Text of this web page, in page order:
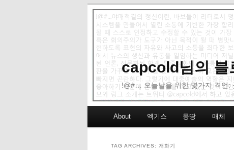
capcold님의 블
!@#… 오늘날을 위한 몇가지 격언:
Skip to primary content
Skip to secondary content
About 엑기스 몽땅 매체
TAG ARCHIVES: 개화기